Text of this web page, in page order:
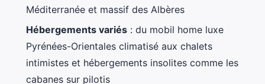
Méditerranée et massif des Albères
Hébergements variés : du mobil home luxe
Pyrénées-Orientales climatisé aux chalets
intimistes et hébergements insolites comme les
cabanes sur pilotis